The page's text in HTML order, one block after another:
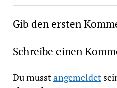
Gib den ersten
Schreibe einen
Du musstangemeldet